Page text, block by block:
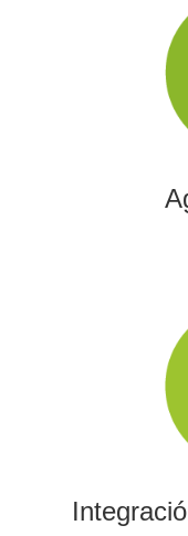
Diseñamos
automatizar
la
La IA permitirá a
algoritmos y las
análisis de